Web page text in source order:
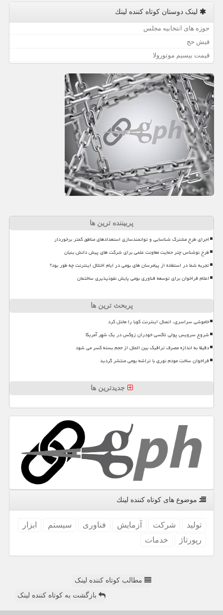
لینک دوستان كوتاه كننده لینك
حوزه های انتخابیه مجلس
فیش حج
قیمت بیسیم موتورولا
پربیننده ترین ها
اجرای طرح مشترک شناسایی و توانمندسازی استعدادهای مناطق کمتر برخوردار
طرح نوشناس چتر حمایت معاونت علمی برای شرکت های پیش دانش بنیان
تجربه شما در استفاده از پیامرسان های بومی در ایام اختلال اینترنت چه طور بود؟
اعلام فراخوان برای توسعه فناوری بومی پایش نفوذپذیری ساختمان
پربحث ترین ها
خاموشی سراسری، اتصال اینترنت کوبا را مختل کرد
شروع سرویس پولی تاکسی خودران زوکس در یک شهر آمریکا
دقیقا به اندازه مصرف ترافیک بین الملل از حجم بسته کسر می شود
فراخوان ساخت مودم نوری با تراشه بومی منتشر گردید
جدیدترین ها
موضوع های كوتاه كننده لینك
تولید شركت آزمایش فناوری سیستم
ابزار
رپورتاژ
خدمات
مطالب کوتاه کننده لینک
بازگشت به کوتاه کننده لینک